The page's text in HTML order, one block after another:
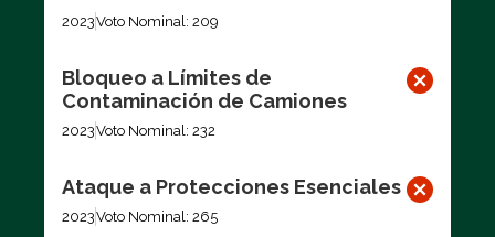
2023Voto Nominal: 209
Bloqueo a Límites de
Contaminación de Camiones
2023Voto Nominal: 232
Ataque a Protecciones Esenciales
2023Voto Nominal: 265